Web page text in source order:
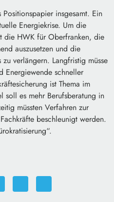
Positionspapier insgesamt. Ein
Energiekrise. Um die
die HWK für Oberfranken, die
auszusetzen und die
verlängern. Langfristig müsse
Energiewende schneller
ist Thema im
soll es mehr Berufsberatung in
müssten Verfahren zur
beschleunigt werden.